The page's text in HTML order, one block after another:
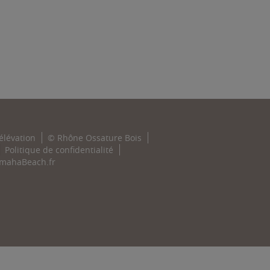
© Rhône Ossature Bois
Politique de confidentialité